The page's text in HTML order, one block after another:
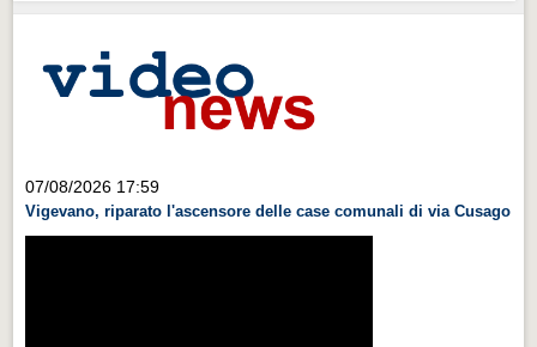
07/08/2026 17:59
Vigevano, riparato l'ascensore delle case comunali di via Cusago